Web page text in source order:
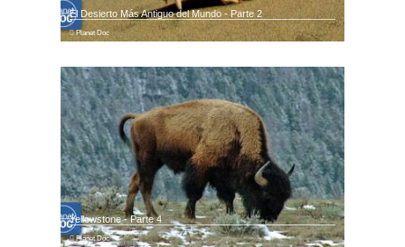
El Desierto Más Antiguo del Mundo - Parte 2
Planet Doc
Yellowstone - Parte 4
Planet Doc